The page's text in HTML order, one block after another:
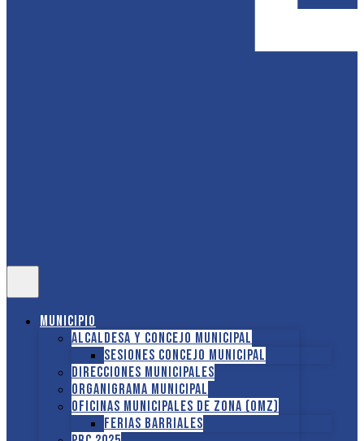
Municipio
Alcaldesa y Concejo Municipal
Sesiones Concejo Municipal
Direcciones municipales
Organigrama Municipal
Oficinas Municipales de Zona (OMZ)
Ferias Barriales